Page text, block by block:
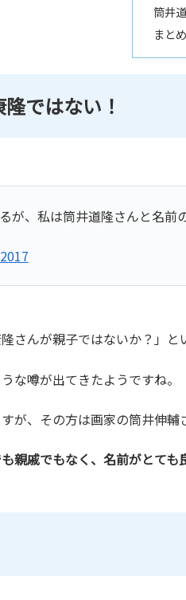
筒井
まとめ
ではない！
が、私は筒井道隆さんと名前
さんが親子ではないか？」と
な噂が出てきたようですね。
が、その方は画家の筒井伸輔
親戚でもなく、名前がとても